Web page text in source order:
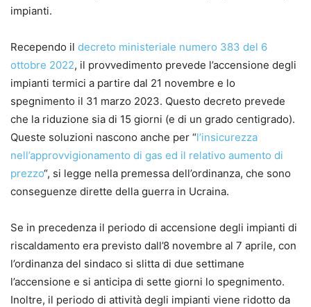
impianti.
Recependo il decreto ministeriale numero 383 del 6
ottobre 2022, il provvedimento prevede l’accensione degli
impianti termici a partire dal 21 novembre e lo
spegnimento il 31 marzo 2023. Questo decreto prevede
che la riduzione sia di 15 giorni (e di un grado centigrado).
Queste soluzioni nascono anche per “l’insicurezza
nell’approvvigionamento di gas ed il relativo aumento di
prezzo“, si legge nella premessa dell’ordinanza, che sono
conseguenze dirette della guerra in Ucraina.
Se in precedenza il periodo di accensione degli impianti di
riscaldamento era previsto dall’8 novembre al 7 aprile, con
l’ordinanza del sindaco si slitta di due settimane
l’accensione e si anticipa di sette giorni lo spegnimento.
Inoltre, il periodo di attività degli impianti viene ridotto da